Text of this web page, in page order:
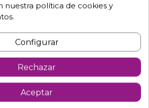
Detalles de producto
nuestra política de cookies y
Configurar
Rechazar
Aceptar